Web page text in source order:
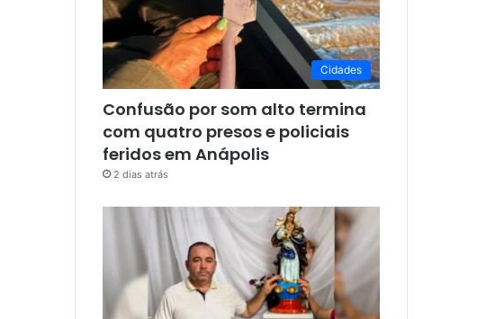
Cidades
Confusão por som alto termina
com quatro presos e policiais
feridos em Anápolis
2 dias atrás